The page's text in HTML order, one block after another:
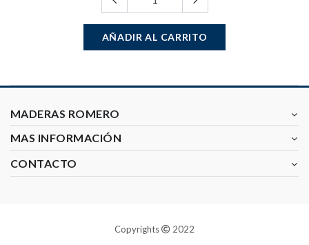
AÑADIR AL CARRITO
MADERAS ROMERO
MAS INFORMACIÓN
CONTACTO
Copyrights 2022